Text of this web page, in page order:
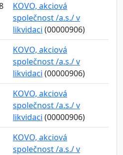
KOVO, akciová
společnost /a.s./ v
likvidaci (00000906)
KOVO, akciová
společnost /a.s./ v
likvidaci (00000906)
KOVO, akciová
společnost /a.s./ v
likvidaci (00000906)
KOVO, akciová
společnost /a.s./ v